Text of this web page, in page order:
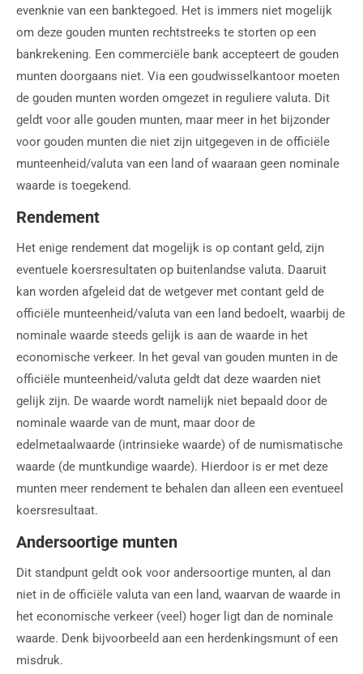
evenknie van een banktegoed. Het is immers niet mogelijk
om deze gouden munten rechtstreeks te storten op een
bankrekening. Een commerciële bank accepteert de gouden
munten doorgaans niet. Via een goudwisselkantoor moeten
de gouden munten worden omgezet in reguliere valuta. Dit
geldt voor alle gouden munten, maar meer in het bijzonder
voor gouden munten die niet zijn uitgegeven in de officiële
munteenheid/valuta van een land of waaraan geen nominale
waarde is toegekend.
Rendement
Het enige rendement dat mogelijk is op contant geld, zijn
eventuele koersresultaten op buitenlandse valuta. Daaruit
kan worden afgeleid dat de wetgever met contant geld de
officiële munteenheid/valuta van een land bedoelt, waarbij de
nominale waarde steeds gelijk is aan de waarde in het
economische verkeer. In het geval van gouden munten in de
officiële munteenheid/valuta geldt dat deze waarden niet
gelijk zijn. De waarde wordt namelijk niet bepaald door de
nominale waarde van de munt, maar door de
edelmetaalwaarde (intrinsieke waarde) of de numismatische
waarde (de muntkundige waarde). Hierdoor is er met deze
munten meer rendement te behalen dan alleen een eventueel
koersresultaat.
Andersoortige munten
Dit standpunt geldt ook voor andersoortige munten, al dan
niet in de officiële valuta van een land, waarvan de waarde in
het economische verkeer (veel) hoger ligt dan de nominale
waarde. Denk bijvoorbeeld aan een herdenkingsmunt of een
misdruk.